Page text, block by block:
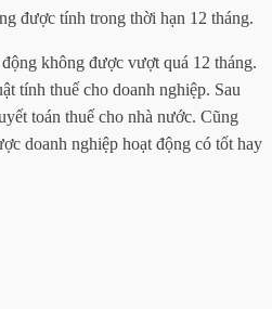
được tính trong thời hạn 12 tháng.
không được vượt quá 12 tháng.
tính thuế cho doanh nghiệp. Sau
toán thuế cho nhà nước. Cũng
doanh nghiệp hoạt động có tốt hay